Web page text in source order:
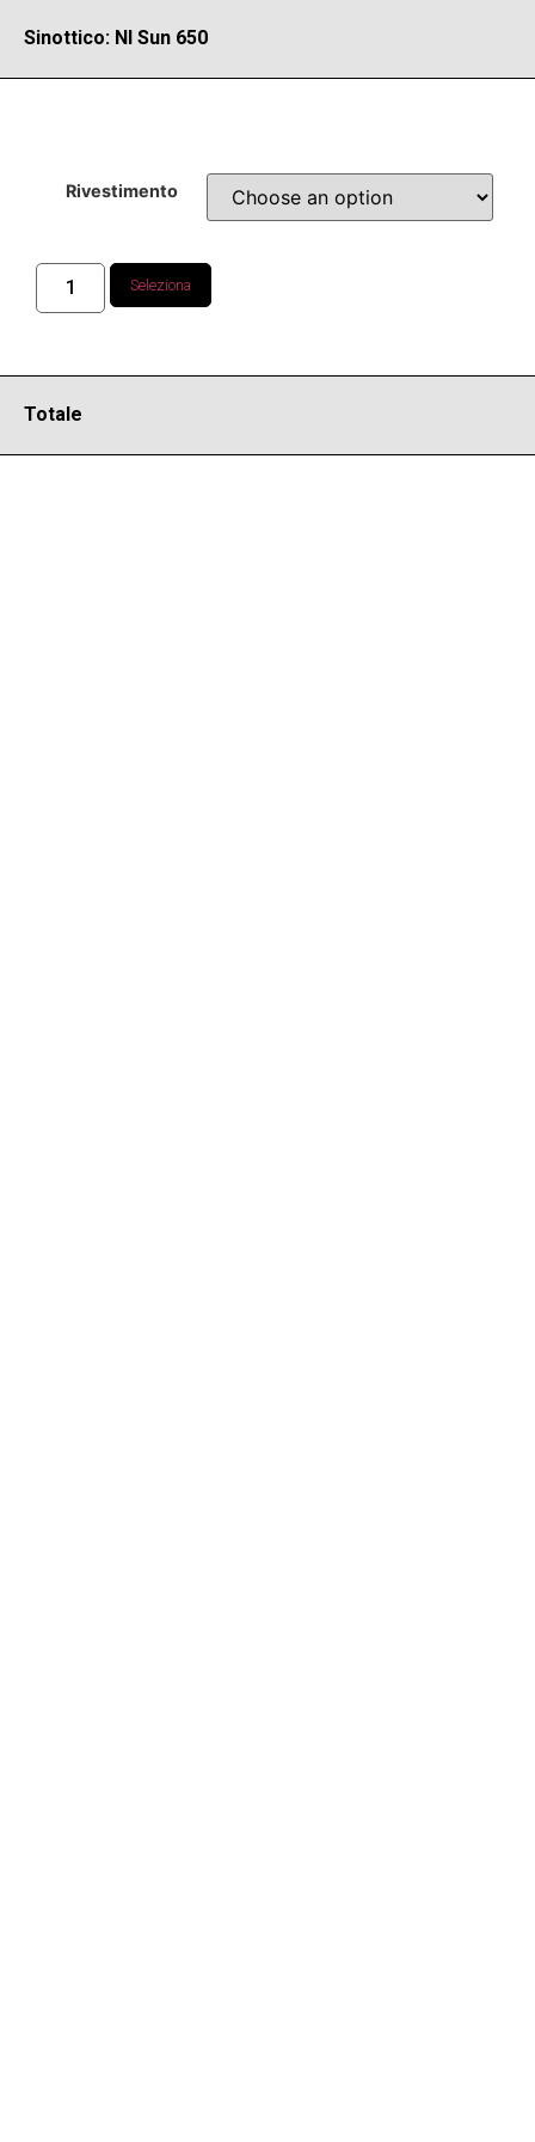
Sinottico: NI Sun 650
Rivestimento
Seleziona
Totale